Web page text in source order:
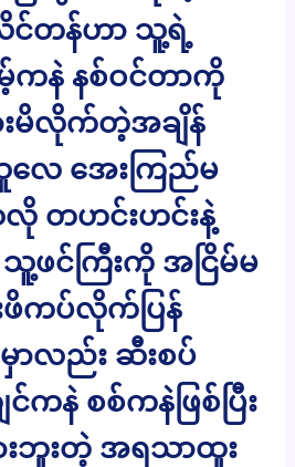
တန်ဟာ သူ့ရဲ့
ကနဲ နစ်ဝင်တာကို
မိလိုက်တဲ့အချိန်
လေ အေးကြည်မ
တဟင်းဟင်းနဲ့
ဖင်ကြီးကို အငြိမ်မ
ဖိကပ်လိုက်ပြန်
ာလည်း ဆီးစပ်
နဲ စစ်ကနဲဖြစ်ပြီး
းဘူးတဲ့ အရသာထူး